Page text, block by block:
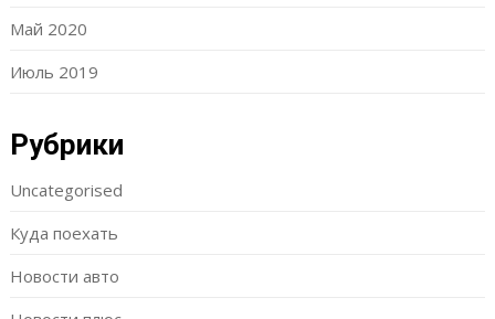
Май 2020
Июль 2019
Рубрики
Uncategorised
Куда поехать
Новости авто